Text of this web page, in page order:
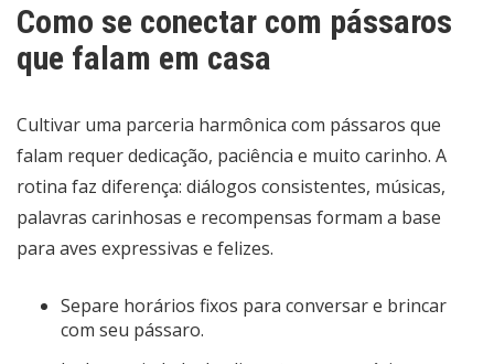
Como se conectar com pássaros
que falam em casa
Cultivar uma parceria harmônica com pássaros que
falam requer dedicação, paciência e muito carinho. A
rotina faz diferença: diálogos consistentes, músicas,
palavras carinhosas e recompensas formam a base
para aves expressivas e felizes.
Separe horários fixos para conversar e brincar
com seu pássaro.